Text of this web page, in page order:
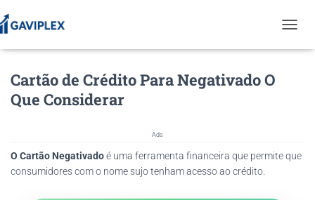
O
I
Cartão de Crédito Para Negativado O
Que Considerar
Ads
O Cartão Negativadoé uma ferramenta financeira que permite que
consumidores com o nome sujo tenham acesso ao crédito.